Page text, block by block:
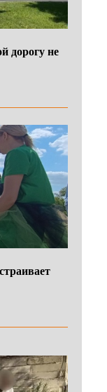
дорогу не